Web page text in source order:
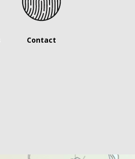
Contact